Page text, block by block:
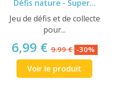
Défis nature - Super...
Jeu de défis et de collecte
pour...
6,99 €9.99 € -30%
Voir le produit